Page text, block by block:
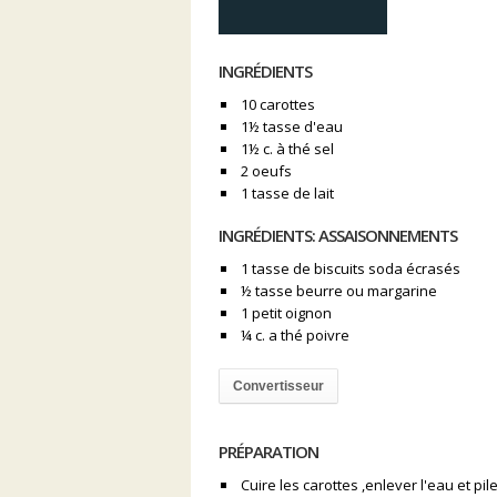
INGRÉDIENTS
10 carottes
1½ tasse d'eau
1½ c. à thé sel
2 oeufs
1 tasse de lait
INGRÉDIENTS: ASSAISONNEMENTS
1 tasse de biscuits soda écrasés
½ tasse beurre ou margarine
1 petit oignon
¼ c. a thé poivre
Convertisseur
PRÉPARATION
Cuire les carottes ,enlever l'eau et